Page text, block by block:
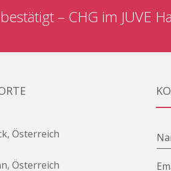
– CHG im JUVE
Österreich
Österreich